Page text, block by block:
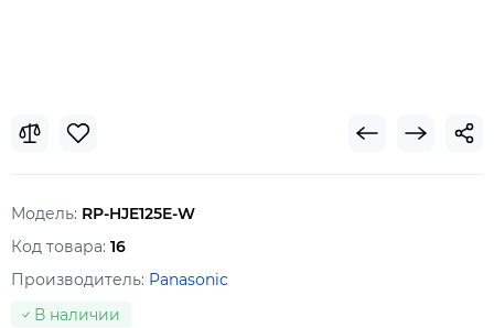
Модель: RP-HJE125E-W
Код товара: 16
Производитель: Panasonic
В наличии